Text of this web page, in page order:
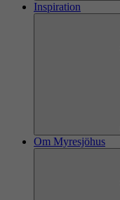
Inspiration
Om Myresjöhus